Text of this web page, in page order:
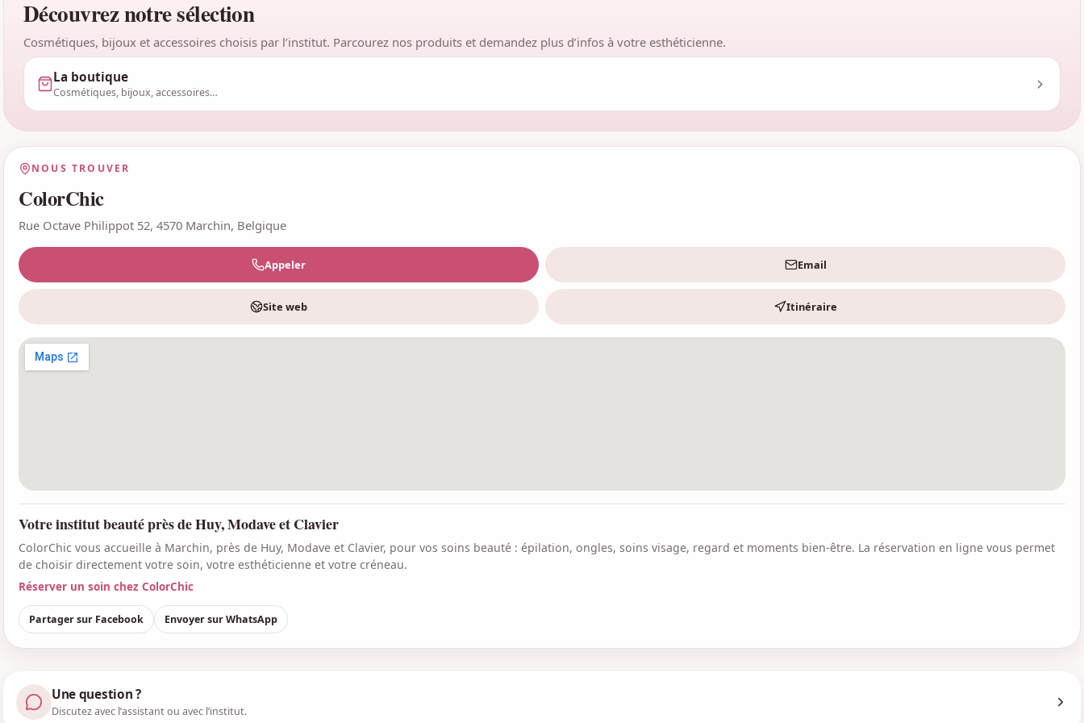
Découvrez notre sélection
Cosmétiques, bijoux et accessoires choisis par l’institut. Parcourez nos produits et demandez plus d’infos à votre esthéticienne.
La boutique
Cosmétiques, bijoux, accessoires…
NOUS TROUVER
ColorChic
Rue Octave Philippot 52, 4570 Marchin, Belgique
Appeler Email
Site web Itinéraire
Votre institut beauté près de Huy, Modave et Clavier
ColorChic vous accueille à Marchin, près de Huy, Modave et Clavier, pour vos soins beauté : épilation, ongles, soins visage, regard et moments bien-être. La réservation en ligne vous permet
de choisir directement votre soin, votre esthéticienne et votre créneau.
Réserver un soin chez ColorChic
Partager sur Facebook Envoyer sur WhatsApp
Une question ?
Discutez avec l’assistant ou avec l’institut.